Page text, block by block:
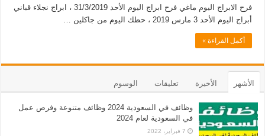
فرح الابراج اليوم ماغي فرح ابراج اليوم الأحد 31/3/2019 ، ابراج نجلاء قباني
أبراج اليوم الأحد 3 مارس 2019 ، حظك اليوم من جاكلين …
أكمل القراءة »
الأشهر الأخيرة تعليقات الوسوم
وظائف في السعودية 2024 وظائف متنوعة وفرص عمل
في السعودية لعام 2024
7 فبراير، 2022